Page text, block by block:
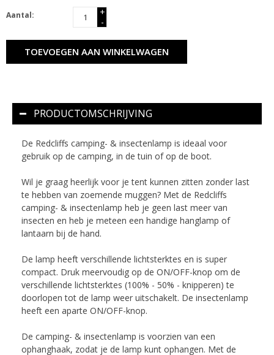
Aantal:
+
-
TOEVOEGEN AAN WINKELWAGEN
PRODUCTOMSCHRIJVING
De Redcliffs camping- & insectenlamp is ideaal voor
gebruik op de camping, in de tuin of op de boot.
Wil je graag heerlijk voor je tent kunnen zitten zonder last
te hebben van zoemende muggen? Met de Redcliffs
camping- & insectenlamp heb je geen last meer van
insecten en heb je meteen een handige hanglamp of
lantaarn bij de hand.
De lamp heeft verschillende lichtsterktes en is super
compact. Druk meervoudig op de ON/OFF-knop om de
verschillende lichtsterktes (100% - 50% - knipperen) te
doorlopen tot de lamp weer uitschakelt. De insectenlamp
heeft een aparte ON/OFF-knop.
De camping- & insectenlamp is voorzien van een
ophanghaak, zodat je de lamp kunt ophangen. Met de